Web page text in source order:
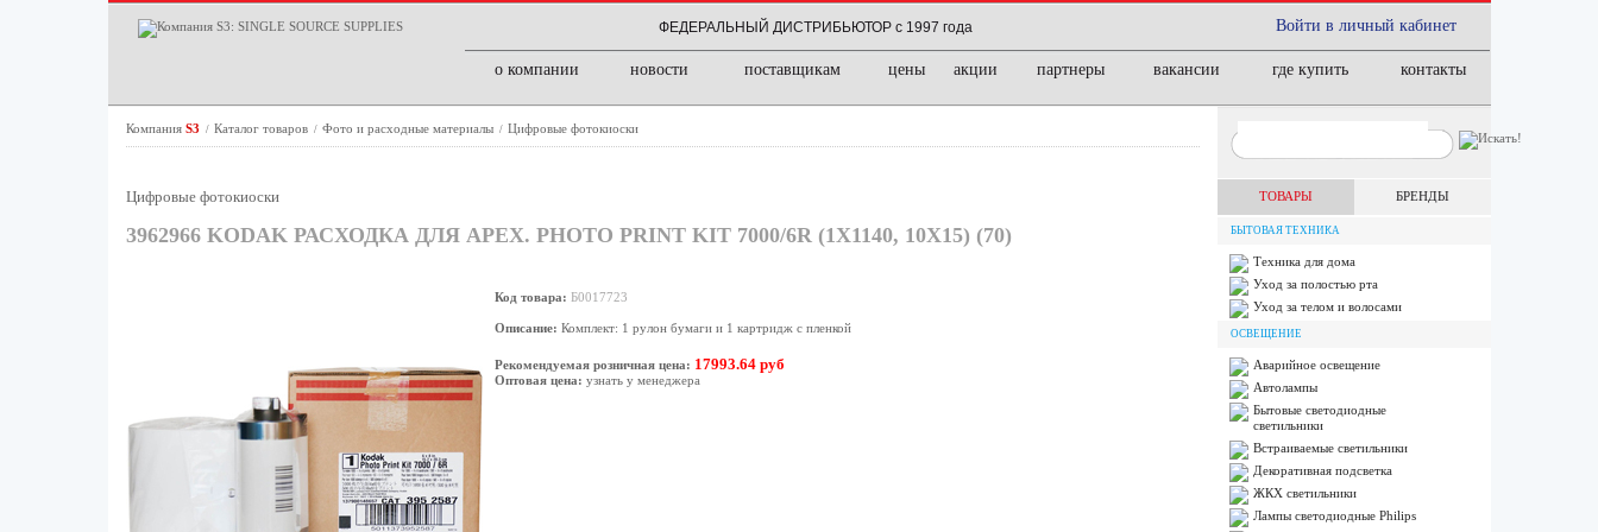
Войти в личный кабинет
ФЕДЕРАЛЬНЫЙ ДИСТРИБЬЮТОР с 1997 года
о компании новости поставщикам цены акции партнеры вакансии где купить контакты
Компания S3 / Каталог товаров / Фото и расходные материалы / Цифровые фотокиоски
Цифровые фотокиоски
3962966 KODAK РАСХОДКА ДЛЯ APEX. PHOTO PRINT KIT 7000/6R (1Х1140, 10Х15) (70)
Код товара: Б0017723
Описание: Комплект: 1 рулон бумаги и 1 картридж с пленкой
Рекомендуемая розничная цена: 17993.64 руб
Оптовая цена: узнать у менеджера
ТОВАРЫ БРЕНДЫ
БЫТОВАЯ ТЕХНИКА
Техника для дома
Уход за полостью рта
Уход за телом и волосами
ОСВЕЩЕНИЕ
Аварийное освещение
Автолампы
Бытовые светодиодные
светильники
Встраиваемые светильники
Декоративная подсветка
ЖКХ светильники
Лампы cветодиодные Philips